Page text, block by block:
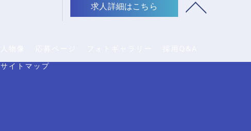
求人詳細はこちら
サイトマップ